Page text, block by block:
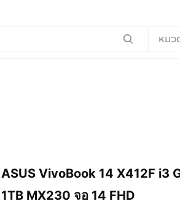
หมว
ASUS VivoBook 14 X412F i3
1TB MX230 จอ 14 FHD